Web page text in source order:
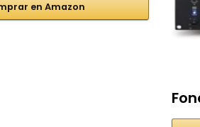
en Amazon